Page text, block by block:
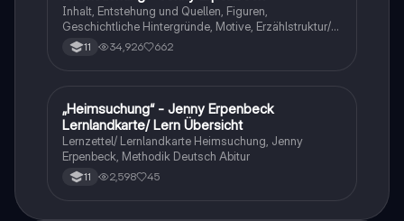
Inhalt, Entstehung und Quellen, Figuren,
Geschichtliche Hintergründe, Motive, Erzählstruktur/-
stil 11 34,926 662
Deutsch
„Heimsuchung“ - Jenny Erpenbeck
Lernlandkarte/ Lern Übersicht
Lernzettel/ Lernlandkarte Heimsuchung, Jenny
Erpenbeck, Methodik Deutsch Abitur
11 2,598 45